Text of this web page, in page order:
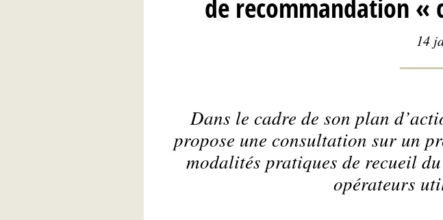
de recommandation «
14
Dans le cadre de son plan
propose une consultation sur un
modalités pratiques de recueil
opérateurs